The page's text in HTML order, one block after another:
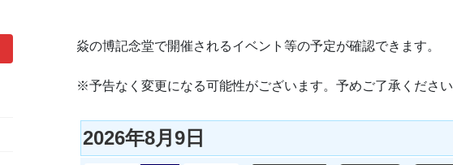
焱の博記念堂で開催されるイベント等の予定が確認できます。
※予告なく変更になる可能性がございます。予めご了承ください
2026年8月9日